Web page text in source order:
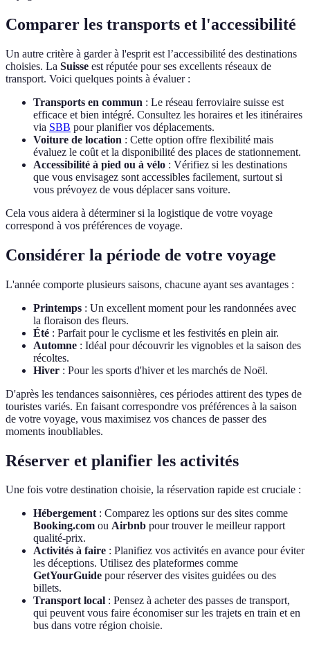
Comparer les transports et l'accessibilité
Un autre critère à garder à l'esprit est l’accessibilité des destinations
choisies. La Suisse est réputée pour ses excellents réseaux de
transport. Voici quelques points à évaluer :
Transports en commun : Le réseau ferroviaire suisse est
efficace et bien intégré. Consultez les horaires et les itinéraires
via SBB pour planifier vos déplacements.
Voiture de location : Cette option offre flexibilité mais
évaluez le coût et la disponibilité des places de stationnement.
Accessibilité à pied ou à vélo : Vérifiez si les destinations
que vous envisagez sont accessibles facilement, surtout si
vous prévoyez de vous déplacer sans voiture.
Cela vous aidera à déterminer si la logistique de votre voyage
correspond à vos préférences de voyage.
Considérer la période de votre voyage
L'année comporte plusieurs saisons, chacune ayant ses avantages :
Printemps : Un excellent moment pour les randonnées avec
la floraison des fleurs.
Été : Parfait pour le cyclisme et les festivités en plein air.
Automne : Idéal pour découvrir les vignobles et la saison des
récoltes.
Hiver : Pour les sports d'hiver et les marchés de Noël.
D'après les tendances saisonnières, ces périodes attirent des types de
touristes variés. En faisant correspondre vos préférences à la saison
de votre voyage, vous maximisez vos chances de passer des
moments inoubliables.
Réserver et planifier les activités
Une fois votre destination choisie, la réservation rapide est cruciale :
Hébergement: Comparez les options sur des sites comme
Booking.com ou Airbnb pour trouver le meilleur rapport
qualité-prix.
Activités à faire : Planifiez vos activités en avance pour éviter
les déceptions. Utilisez des plateformes comme
GetYourGuide pour réserver des visites guidées ou des
billets.
Transport local : Pensez à acheter des passes de transport,
qui peuvent vous faire économiser sur les trajets en train et en
bus dans votre région choisie.